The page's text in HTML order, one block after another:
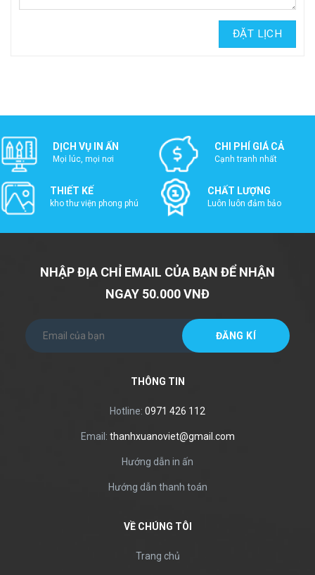
DỊCH VỤ IN ẤN
Mọi lúc, mọi nơi
CHI PHÍ GIÁ CẢ
Cạnh tranh nhất
THIẾT KẾ
kho thư viện phong phú
CHẤT LƯỢNG
Luôn luôn đảm bảo
NHẬP ĐỊA CHỈ EMAIL CỦA BẠN ĐỂ NHẬN
NGAY 50.000 VNĐ
THÔNG TIN
Hotline: 0971 426 112
Email: thanhxuanoviet@gmail.com
Hướng dẫn in ấn
Hướng dẫn thanh toán
VỀ CHÚNG TÔI
Trang chủ